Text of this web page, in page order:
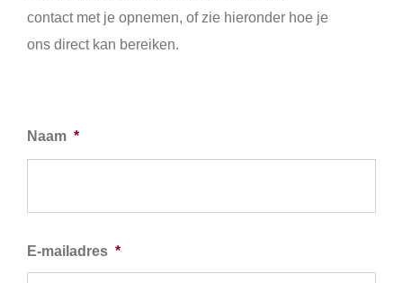
contact met je opnemen, of zie hieronder hoe je
ons direct kan bereiken.
Naam *
E-mailadres *